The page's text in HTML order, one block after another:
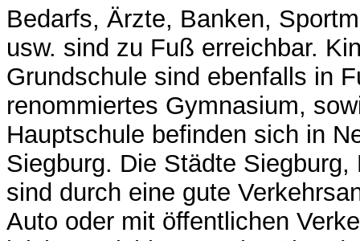
Bedarfs, Ärzte, Banken,
usw. sind zu Fuß erreichbar.
Grundschule sind ebenfalls in
renommiertes Gymnasium,
Hauptschule befinden sich in
Siegburg. Die Städte Siegburg,
sind durch eine gute
Auto oder mit öffentlichen